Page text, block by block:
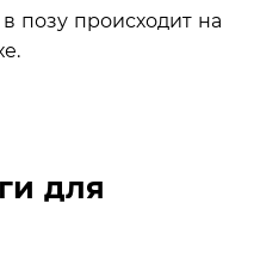
позу происходит на
для